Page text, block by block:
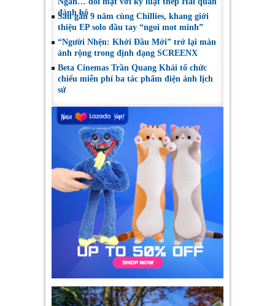
đánh bộ
Sau gần 9 năm cùng Chillies, khang giới
thiệu EP solo đầu tay “ngoi mot minh”
“Người Nhện: Khởi Đầu Mới” trở lại màn
ảnh rộng trong định dạng SCREENX
Beta Cinemas Trần Quang Khải tổ chức
chiếu miễn phí ba tác phẩm điện ảnh lịch
sử